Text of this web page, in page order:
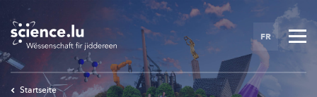
main
content
FR
Startseite